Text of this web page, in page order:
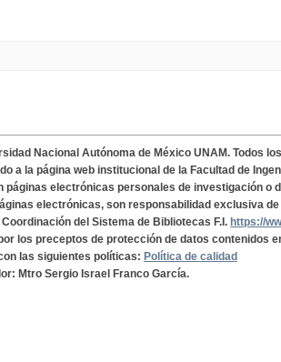
Nacional Autónoma de México UNAM. Todos
a la página web institucional de la Facultad de
páginas electrónicas personales de investigación o
electrónicas, son responsabilidad exclusiva
del Sistema de Bibliotecas F.I. https://
los preceptos de protección de datos contenidos
las siguientes políticas: Política de calidad
Mtro Sergio Israel Franco García.